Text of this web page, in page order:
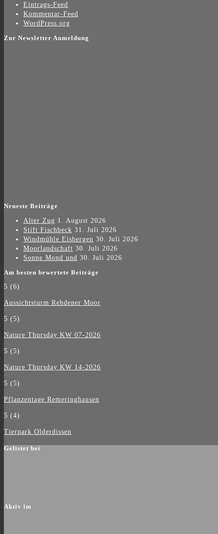
Eintrags-Feed
Kommentar-Feed
WordPress.org
Zur Newsletter Anmeldung
Neueste Beiträge
Alter Zug 1. August 2026
Stift Fischbeck 31. Juli 2026
Windmühle Eisbergen 30. Juli 2026
Moorlandschaft 30. Juli 2026
Sonne Mond und 30. Juli 2026
Am besten bewertete Beiträge
5 (6)
Aussichtsturm Rehdener Moor
5 (5)
Nature Thursday KW 07-2026
5 (5)
Nature Thursday KW 14-2026
5 (5)
Pflanzentage Remeringhausen
5 (4)
Tierpark Olderdissen
Gelistet bei
Aktiv im